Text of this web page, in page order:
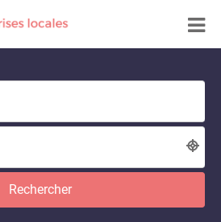
Rechercher